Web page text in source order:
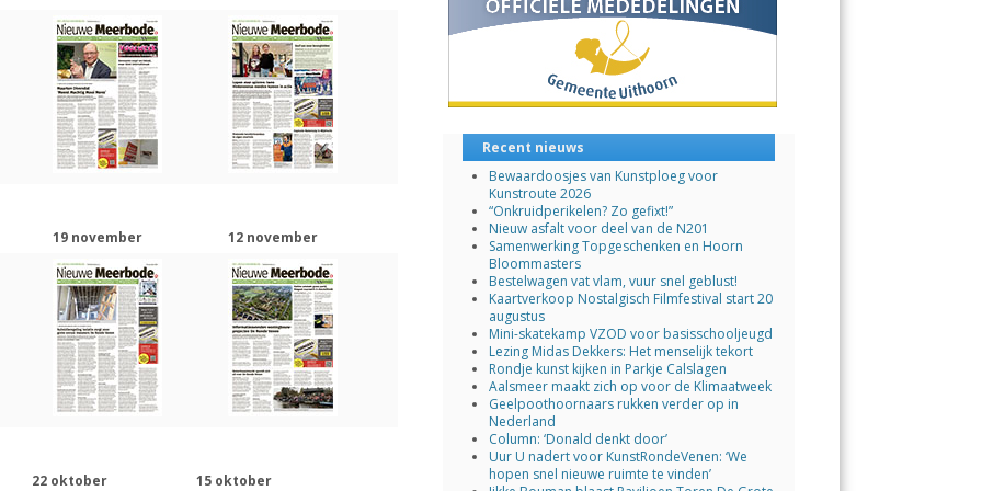
19 november 12 november
22 oktober
15 oktober
Recent nieuws
Bewaardoosjes van Kunstploeg voor
Kunstroute 2026
“Onkruidperikelen? Zo gefixt!”
Nieuw asfalt voor deel van de N201
Samenwerking Topgeschenken en Hoorn
Bloommasters
Bestelwagen vat vlam, vuur snel geblust!
Kaartverkoop Nostalgisch Filmfestival start 20
augustus
Mini-skatekamp VZOD voor basisschooljeugd
Lezing Midas Dekkers: Het menselijk tekort
Rondje kunst kijken in Parkje Calslagen
Aalsmeer maakt zich op voor de Klimaatweek
Geelpoothoornaars rukken verder op in
Nederland
Column: ‘Donald denkt door’
Uur U nadert voor KunstRondeVenen: ‘We
hopen snel nieuwe ruimte te vinden’